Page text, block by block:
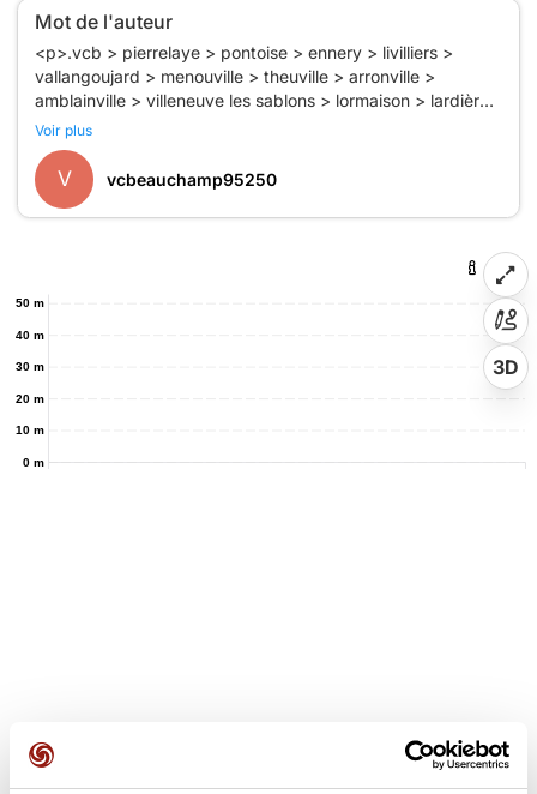
Mot de l'auteur
<p>.vcb > pierrelaye > pontoise > ennery > livilliers >
vallangoujard > menouville > theuville > arronville >
amblainville > villeneuve les sablons > lormaison > lardières
> andeville > mortefontaine > ste geneviève > la chapelle
st pierre > cavillon > neuilly en thelle > morangles > le
mesnil > beaumont > presles > nerville la forêt > baillet >
bethemont > bessancourt > fdc .</p>
Voir plus
V vcbeauchamp95250
0 m
10 m
20 m
30 m
40 m
50 m
3D